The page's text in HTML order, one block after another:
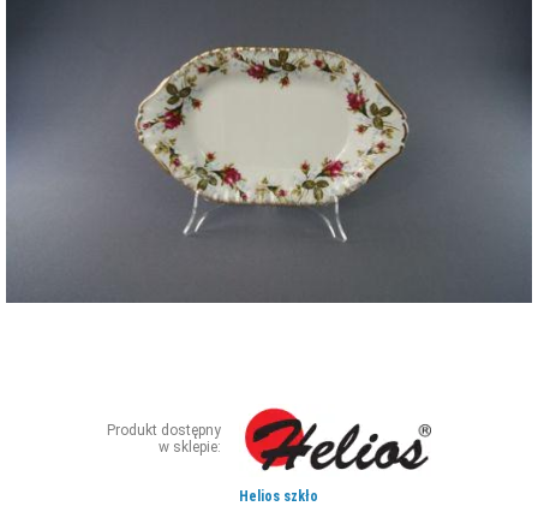
W RZESZOWIE
Produkt dostępny
w sklepie:
Helios szkło